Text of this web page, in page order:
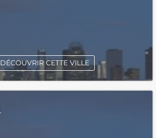
DÉCOUVRIR CETTE VILLE